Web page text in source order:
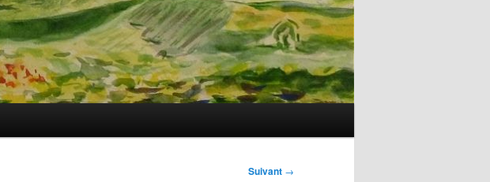
Suivant →